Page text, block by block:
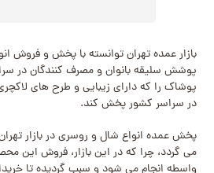
بازار عمده تهران توانسته با پخش و فروش
پوشش سلیقه بانوان و مصرف کنندگان در
پوشاک را که دارای زیبایی و طرح های
در سراسر کشور پخش کند.
پخش عمده انواع شال و روسری در بازار
می گردد، چرا که در این بازار، فروش این
واسطه انجام می شود و سبب گردیده تا